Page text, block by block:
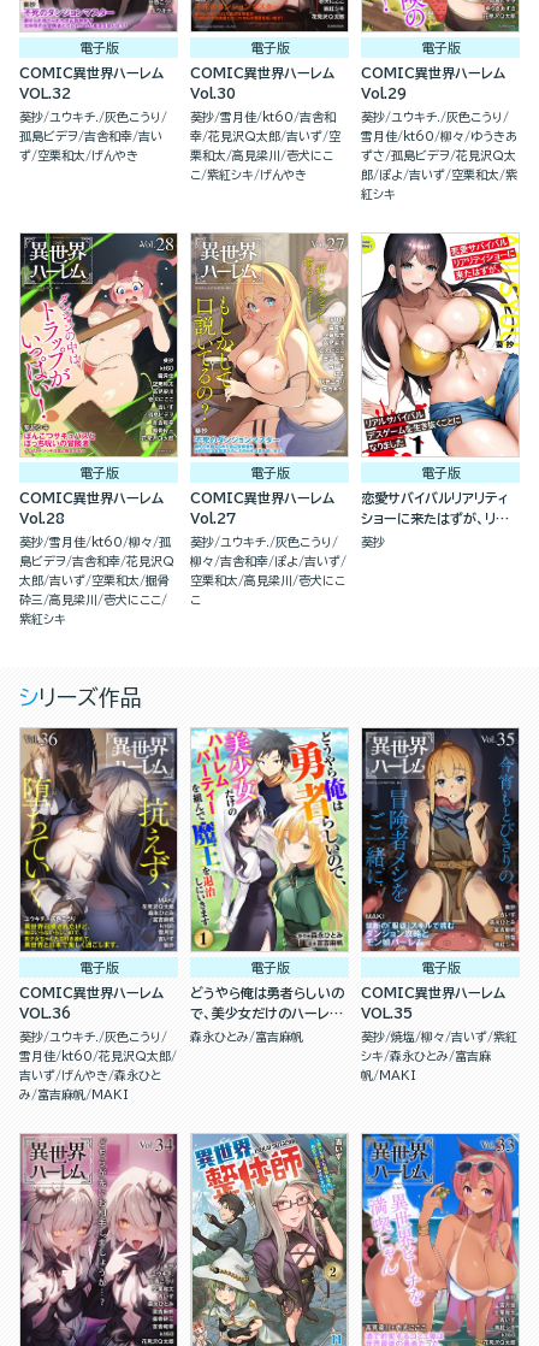
電子版
COMIC異世界ハーレム
VOL.32
葵抄 ユウキチ. 灰色こうり
孤島ビデヲ 吉舎和幸 吉い
ず 空栗和太 げんやき
電子版
COMIC異世界ハーレム
Vol.30
葵抄 雪月佳 kt60 吉舎和
幸 花見沢Q太郎 吉いず 空
栗和太 高見梁川
壱犬にこ
こ 紫紅シキ げんやき
電子版
COMIC異世界ハーレム
Vol.29
葵抄 ユウキチ. 灰色こうり
雪月佳
kt60 柳々
ゆうきあ
ずさ 孤島ビデヲ 花見沢Q太
郎 ぽよ 吉いず 空栗和太 紫
紅シキ
電子版
COMIC異世界ハーレム
Vol.28
葵抄 雪月佳 kt60 柳々 孤
島ビデヲ 吉舎和幸 花見沢Q
太郎 吉いず 空栗和太 掘骨
砕三 高見梁川
壱犬にここ
紫紅シキ
電子版
COMIC異世界ハーレム
Vol.27
葵抄 ユウキチ. 灰色こうり
柳々 吉舎和幸 ぽよ 吉いず
空栗和太 高見梁川
壱犬にこ
こ
電子版
恋愛サバイバルリアリティ
ショーに来たはずが、リア
ルサバイバルデスゲームを
葵抄
シリーズ作品
電子版
COMIC異世界ハーレム
VOL.36
葵抄 ユウキチ. 灰色こうり
雪月佳
kt60 花見沢Q太郎
吉いず げんやき 森永ひと
み
富吉麻帆 MAKI
電子版
どうやら俺は勇者らしいの
で、美少女だけのハーレム
パーティを組んで魔王を退
森永ひとみ 富吉麻帆
電子版
COMIC異世界ハーレム
VOL.35
葵抄 焼塩 柳々 吉いず 紫紅
シキ 森永ひとみ
富吉麻
帆
MAKI